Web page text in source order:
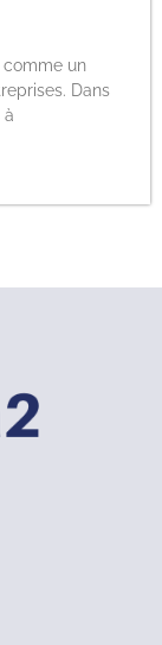
comme un
Dans
à